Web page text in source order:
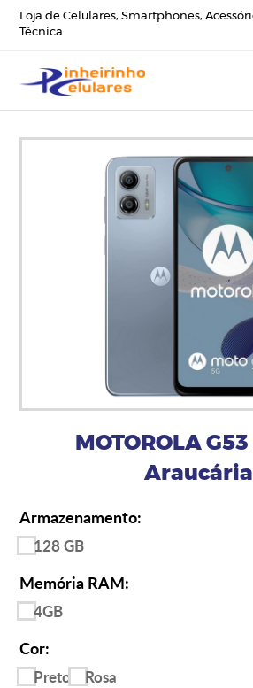
Loja de Celulares, Smartphones,
Técnica
MOTOROLA
Araucária
Armazenamento:
128 GB
Memória RAM:
4GB
Cor:
Preto Rosa